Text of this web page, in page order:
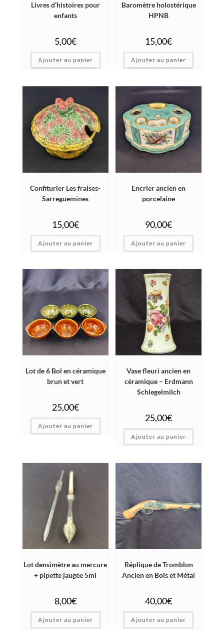
Livres d’histoires pour
enfants
5,00€
Ajouter au panier
Baromètre holostérique
HPNB
15,00€
Ajouter au panier
Confiturier Les fraises-
Sarreguemines
15,00€
Ajouter au panier
Encrier ancien en
porcelaine
90,00€
Ajouter au panier
Lot de 6 Bol en céramique
brun et vert
25,00€
Ajouter au panier
Vase fleuri ancien en
céramique – Erdmann
Schlegelmilch
25,00€
Ajouter au panier
Lot densimètre au mercure
+ pipette jaugée 5ml
8,00€
Ajouter au panier
Réplique de Tromblon
Ancien en Bois et Métal
40,00€
Ajouter au panier